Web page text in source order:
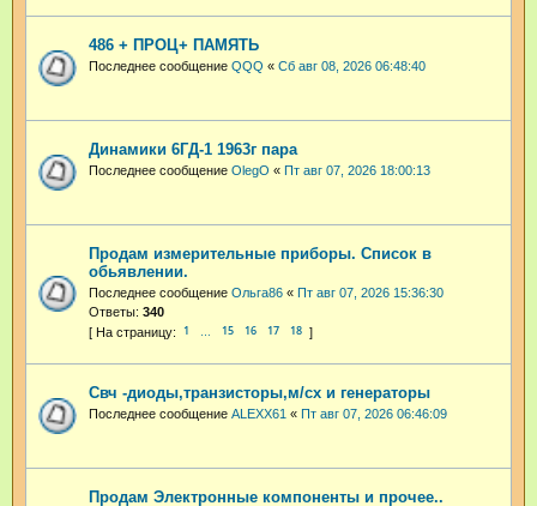
486 + ПРОЦ+ ПАМЯТЬ
Последнее сообщение QQQ « Сб авг 08, 2026 06:48:40
Динамики 6ГД-1 1963г пара
Последнее сообщение OlegO « Пт авг 07, 2026 18:00:13
Продам измерительные приборы. Список в
обьявлении.
Последнее сообщение Ольга86 « Пт авг 07, 2026 15:36:30
Ответы: 340
1 15 16 17 18
Свч -диоды,транзисторы,м/сх и генераторы
Последнее сообщение ALEXX61 « Пт авг 07, 2026 06:46:09
Продам Электронные компоненты и прочее..